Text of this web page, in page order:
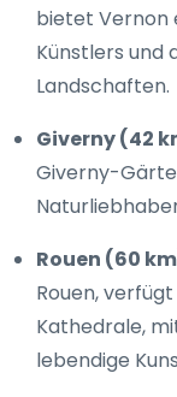
bietet Vernon
Künstlers und
Landschaften.
Giverny (42
Giverny-
Rouen (60
Rouen,
Kathedrale,
lebendige